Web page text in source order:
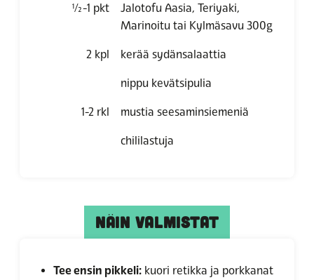
½-1 pkt
Jalotofu Aasia, Teriyaki,
Marinoitu tai Kylmäsavu 300g
2 kpl kerää sydänsalaattia
nippu kevätsipulia
1-2 rkl mustia seesaminsiemeniä
chililastuja
NÄIN VALMISTAT
Tee ensin pikkeli: kuori retikka ja porkkanat